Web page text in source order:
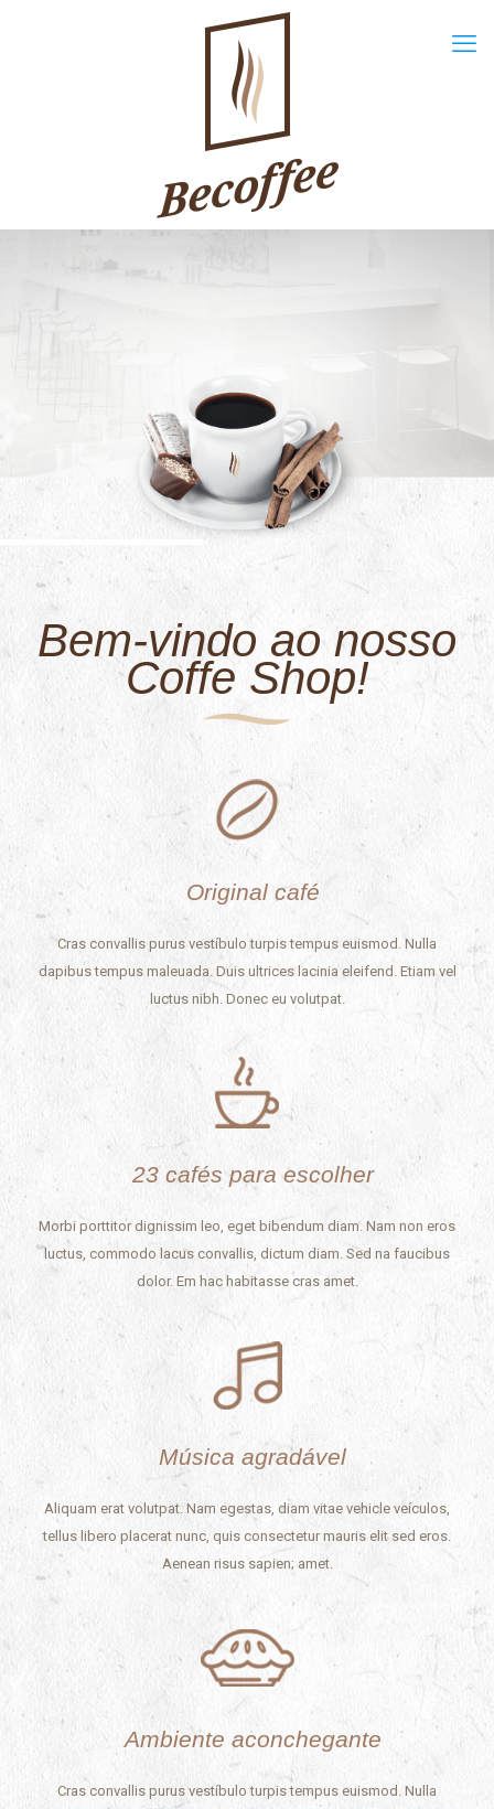
Bem-vindo ao nosso
Coffe Shop!
Original café
Cras convallis purus vestíbulo turpis tempus euismod. Nulla
dapibus tempus maleuada. Duis ultrices lacinia eleifend. Etiam vel
luctus nibh. Donec eu volutpat.
23 cafés para escolher
Morbi porttitor dignissim leo, eget bibendum diam. Nam non eros
luctus, commodo lacus convallis, dictum diam. Sed na faucibus
dolor. Em hac habitasse cras amet.
Música agradável
Aliquam erat volutpat. Nam egestas, diam vitae vehicle veículos,
tellus libero placerat nunc, quis consectetur mauris elit sed eros.
Aenean risus sapien; amet.
Ambiente aconchegante
Cras convallis purus vestíbulo turpis tempus euismod. Nulla